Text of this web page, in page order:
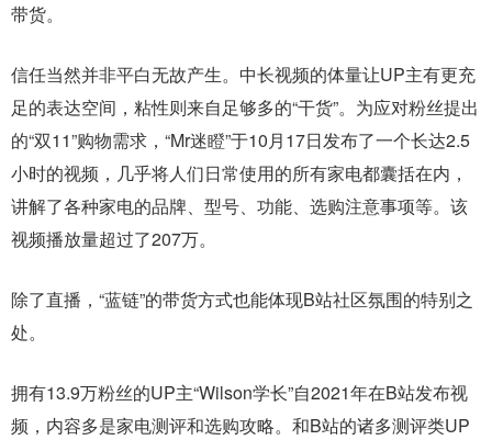
带货。
信任当然并非平白无故产生。中长视频的体量让UP主有更充
足的表达空间，粘性则来自足够多的“干货”。为应对粉丝提出
的“双11”购物需求，“Mr迷瞪”于10月17日发布了一个长达2.5
小时的视频，几乎将人们日常使用的所有家电都囊括在内，
讲解了各种家电的品牌、型号、功能、选购注意事项等。该
视频播放量超过了207万。
除了直播，“蓝链”的带货方式也能体现B站社区氛围的特别之
处。
拥有13.9万粉丝的UP主“Wilson学长”自2021年在B站发布视
频，内容多是家电测评和选购攻略。和B站的诸多测评类UP